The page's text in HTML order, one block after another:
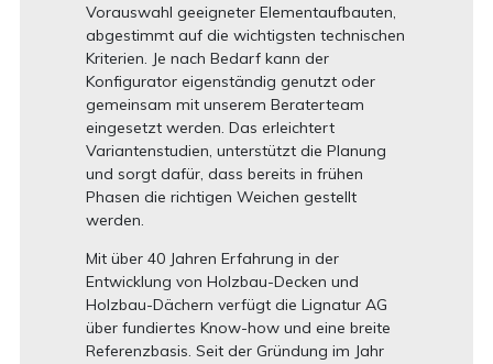
Vorauswahl geeigneter Elementaufbauten,
abgestimmt auf die wichtigsten technischen
Kriterien. Je nach Bedarf kann der
Konfigurator eigenständig genutzt oder
gemeinsam mit unserem Beraterteam
eingesetzt werden. Das erleichtert
Variantenstudien, unterstützt die Planung
und sorgt dafür, dass bereits in frühen
Phasen die richtigen Weichen gestellt
werden.
Mit über 40 Jahren Erfahrung in der
Entwicklung von Holzbau-Decken und
Holzbau-Dächern verfügt die Lignatur AG
über fundiertes Know-how und eine breite
Referenzbasis. Seit der Gründung im Jahr